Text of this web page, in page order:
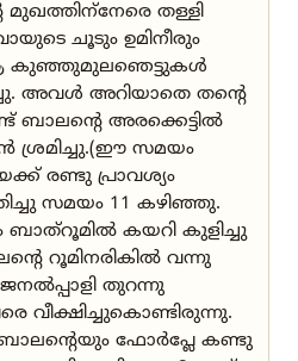
തള്ളി
ചൂടും ഉമിനീരും
കുഞ്ഞുമുലഞെട്ടുകൾ
അവൾ അറിയാതെ തന്റെ
അരക്കെട്ടിൽ
ശ്രമിച്ചു.(ഈ സമയം
രണ്ടു പ്രാവശ്യം
സമയം 11 കഴിഞ്ഞു.
ബാത്‌റൂമിൽ കയറി കുളിച്ചു
റൂമിനരികിൽ വന്നു
തുറന്നു
വീക്ഷിച്ചുകൊണ്ടിരുന്നു.
ഫോർപ്ലേ കണ്ടു